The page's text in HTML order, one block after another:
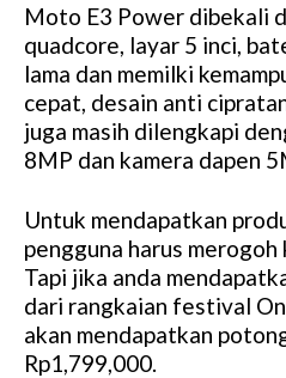
Moto E3 Power dibekali
quadcore, layar 5 inci,
lama dan memilki
cepat, desain anti
juga masih dilengkapi
8MP dan kamera dapen
Untuk mendapatkan
pengguna harus
Tapi jika anda
dari rangkaian festival
akan mendapatkan
Rp1,799,000.